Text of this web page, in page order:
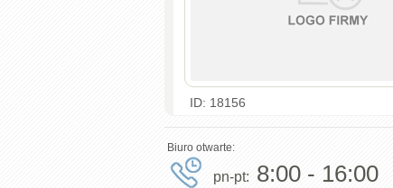
ID: 18156
Biuro otwarte:
pn-pt: 8:00 - 16:00